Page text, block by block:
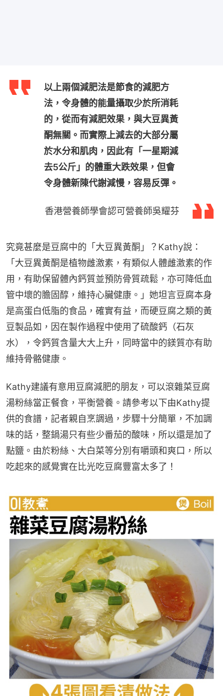
以上兩個減肥法是節食的減肥方
法，令身體的能量攝取少於所消耗
的，從而有減肥效果，與大豆異黃
酮無關。而實際上減去的大部分屬
於水分和肌肉，因此有「一星期減
去5公斤」的體重大跌效果，但會
令身體新陳代謝減慢，容易反彈。
香港營養師學會認可營養師吳耀芬
究竟甚麼是豆腐中的「大豆異黃酮」？Kathy說：
「大豆異黃酮是植物雌激素，有類似人體雌激素的作
用，有助保留體內鈣質並預防骨質疏鬆，亦可降低血
管中壞的膽固醇，維持心臟健康。」她坦言豆腐本身
是高蛋白低脂的食品，確實有益，而硬豆腐之類的黃
豆製品如，因在製作過程中使用了硫酸鈣（石灰
水），令鈣質含量大大上升，同時當中的鎂質亦有助
維持骨骼健康。
Kathy建議有意用豆腐減肥的朋友，可以滾雜菜豆腐
湯粉絲當正餐食，平衡營養。請參考以下由Kathy提
供的食譜，記者親自烹調過，步驟十分簡單，不加調
味的話，整鍋湯只有些少番茄的酸味，所以還是加了
點鹽。由於粉絲、大白菜等分別有嚼頭和爽口，所以
吃起來的感覺實在比光吃豆腐豐富太多了！